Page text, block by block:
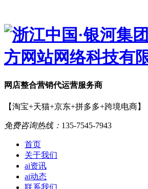
网店整合营销代运营服务商
【淘宝+天猫+京东+拼多多+跨境电商】
免费咨询热线： 135-7545-7943
首页
关于我们
ai资讯
ai动态